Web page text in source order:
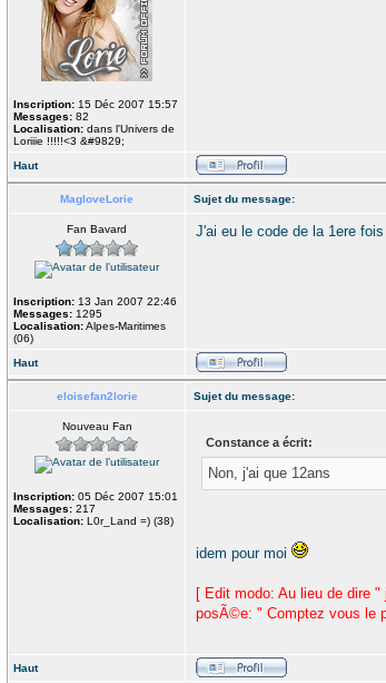
Inscription: 15 Déc 2007 15:57
Messages: 82
Localisation: dans l'Univers de
Loriiie !!!!!<3 &#9829;
Haut
MagloveLorie Sujet du message:
Fan Bavard
Inscription: 13 Jan 2007 22:46
Messages: 1295
Localisation:Alpes-Maritimes
(06)
J'ai eu le code de la 1ere
Haut
eloisefan2lorie Sujet du message:
Nouveau Fan
Inscription: 05 Déc 2007 15:01
Messages: 217
Localisation: L0r_Land =) (38)
Constance a écrit:
Non, j'ai que 12ans
idem pour moi
[ Edit modo: Au lieu de dire
posÃ©e: " Comptez vous le
Haut